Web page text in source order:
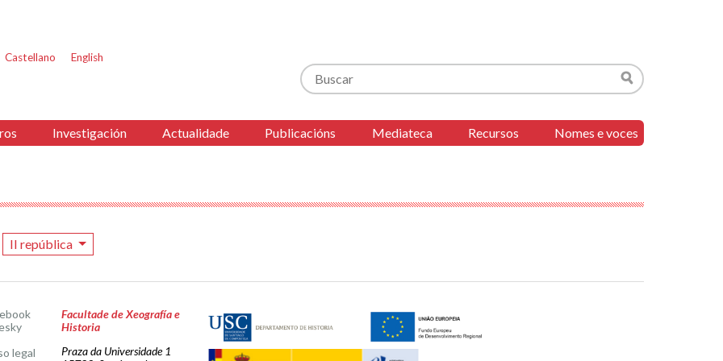
Castellano English
Buscar
Buscar
Investigación Actualidade Publicacións Mediateca Recursos Nomes e voces
II república
legal
Facultade de Xeografía e
Historia
Praza da Universidade 1